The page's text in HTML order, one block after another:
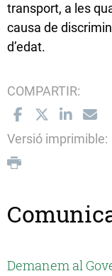
transport, a les
causa de
d’edat.
COMPARTIR:
Versió imprimible:
Demanem al